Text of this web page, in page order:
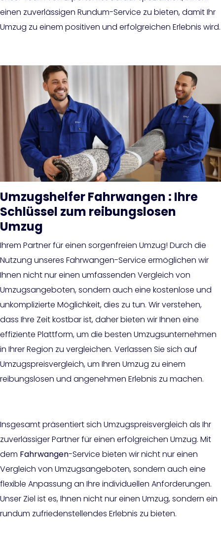
einen zuverlässigen Rundum-Service zu bieten, damit Ihr
Umzug zu einem positiven und erfolgreichen Erlebnis wird.
Umzugshelfer Fahrwangen : Ihre
Schlüssel zum reibungslosen
Umzug
Ihrem Partner für einen sorgenfreien Umzug! Durch die
Nutzung unseres Fahrwangen-Service ermöglichen wir
Ihnen nicht nur einen umfassenden Vergleich von
Umzugsangeboten, sondern auch eine kostenlose und
unkomplizierte Möglichkeit, dies zu tun. Wir verstehen,
dass Ihre Zeit kostbar ist, daher bieten wir Ihnen eine
effiziente Plattform, um die besten Umzugsunternehmen
in Ihrer Region zu vergleichen. Verlassen Sie sich auf
Umzugspreisvergleich, um Ihren Umzug zu einem
reibungslosen und angenehmen Erlebnis zu machen.
Insgesamt präsentiert sich Umzugspreisvergleich als Ihr
zuverlässiger Partner für einen erfolgreichen Umzug. Mit
dem Fahrwangen-Service bieten wir nicht nur einen
Vergleich von Umzugsangeboten, sondern auch eine
flexible Anpassung an Ihre individuellen Anforderungen.
Unser Ziel ist es, Ihnen nicht nur einen Umzug, sondern ein
rundum zufriedenstellendes Erlebnis zu bieten.